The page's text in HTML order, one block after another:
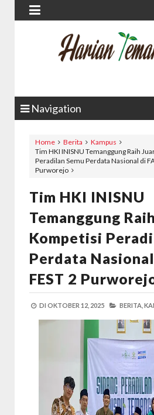

Navigation
Home Berita
Kampus
Tim HKI INISNU Temanggung Raih
Peradilan Semu Perdata Nasional di
Purworejo
Tim HKI INISNU
Temanggung
Kompetisi
Perdata
FEST 2
DI OKTOBER 12, 2025 BERITA,